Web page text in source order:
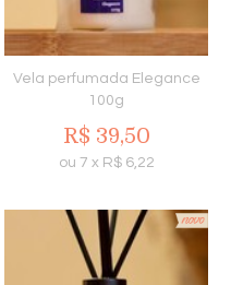
Vela perfumada Elegance
100g
R$ 39,50
ou 7 x R$ 6,22